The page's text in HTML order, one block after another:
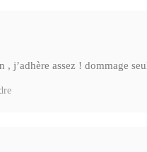
, j’adhère assez ! dommage